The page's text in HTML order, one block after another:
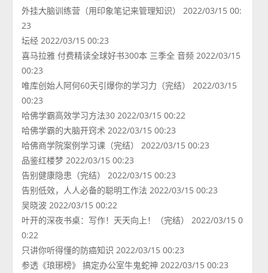
外挂大脑训练营（用印象笔记来管理知识） 2022/03/15 00:
23
坛经 2022/03/15 00:23
喜马拉雅 付费精读全球好书300本 三季全 音频 2022/03/15
00:23
唯库创始人阿何60天引爆你的学习力（完结） 2022/03/15
00:23
哈佛学霸高效学习方法30 2022/03/15 00:22
哈佛学霸的大脑开窍术 2022/03/15 00:23
哈佛商学院案例学习课（完结） 2022/03/15 00:23
品鉴红楼梦 2022/03/15 00:23
告别健康隐患（完结） 2022/03/15 00:23
告别低效，人人必备的聪明工作法 2022/03/15 00:23
吴晓波 2022/03/15 00:22
叶开的深夜书桌：写作！天天向上！（完结） 2022/03/15 0
0:22
只讲你听得懂的防癌知识 2022/03/15 00:23
参透《琅琊榜》 搞定办公室牛鬼蛇神 2022/03/15 00:23